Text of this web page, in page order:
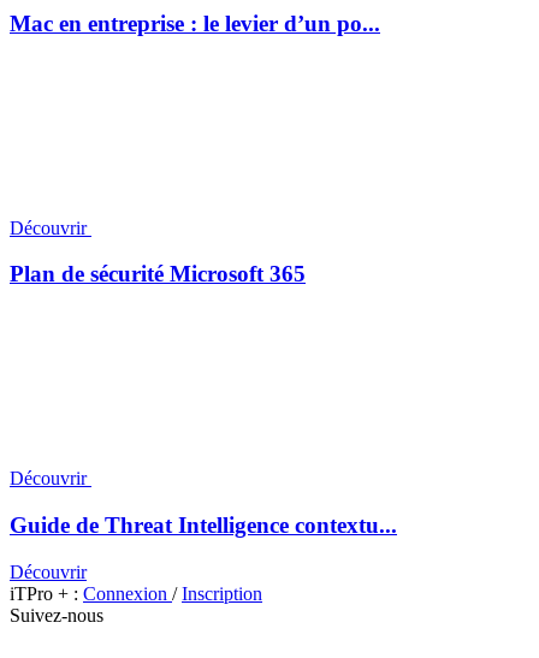
Mac en entreprise : le levier d’un po...
Découvrir
Plan de sécurité Microsoft 365
Découvrir
Guide de Threat Intelligence contextu...
Découvrir
iTPro + : Connexion /Inscription
Suivez-nous